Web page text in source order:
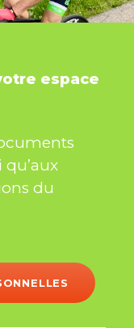
espace
qu’aux
du